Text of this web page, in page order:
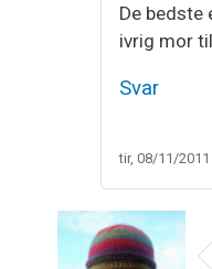
De bedste
ivrig mor
Svar
tir, 08/11/2011